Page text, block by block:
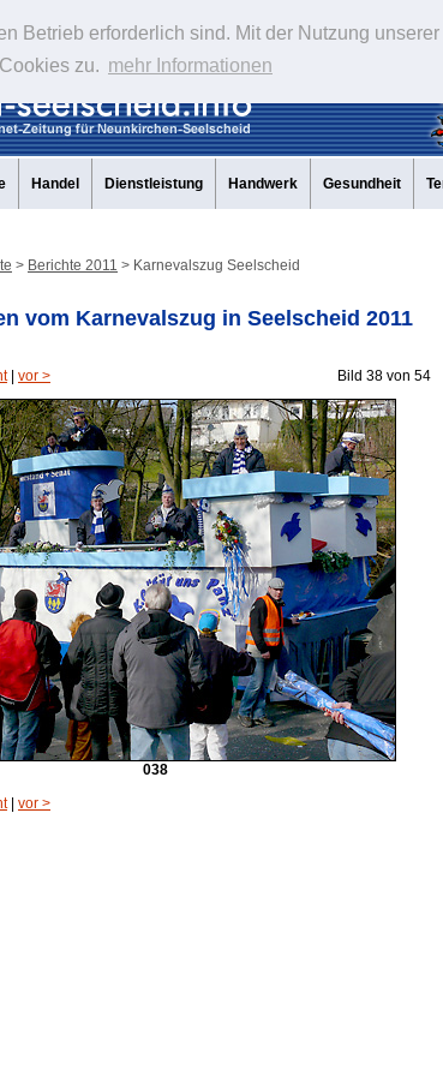
Betrieb erforderlich sind. Mit der Nutzung
Cookies zu. mehr Informationen
Handel Dienstleistung Handwerk Gesundheit
> Berichte 2011 > Karnevalszug Seelscheid
vom Karnevalszug in Seelscheid 2011
| vor > Bild 38 von 54
038
| vor >